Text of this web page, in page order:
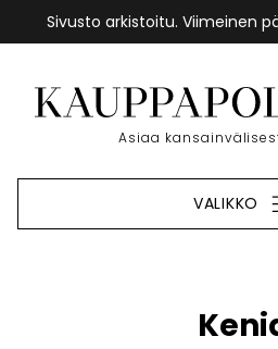
Sivusto arkistoitu. Viimeinen
sisältöön
Asiaa
VALIKKO